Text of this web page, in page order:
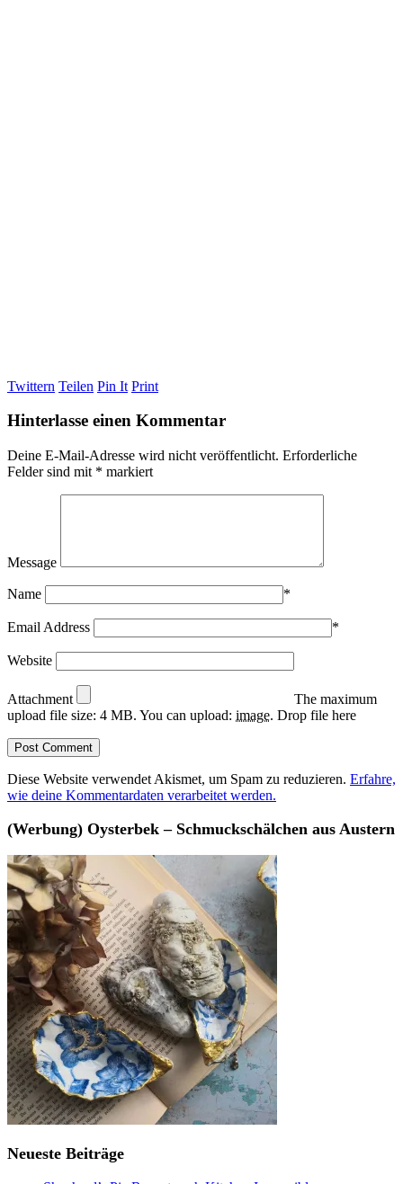
Twittern Teilen Pin It Print
Hinterlasse einen Kommentar
Deine E-Mail-Adresse wird nicht veröffentlicht. Erforderliche
Felder sind mit * markiert
Message
Name *
Email Address *
Website
Attachment
The maximum
upload file size: 4 MB. You can upload: image. Drop file here
Diese Website verwendet Akismet, um Spam zu reduzieren. Erfahre,
wie deine Kommentardaten verarbeitet werden.
(Werbung) Oysterbek – Schmuckschälchen aus Austern
Neueste Beiträge